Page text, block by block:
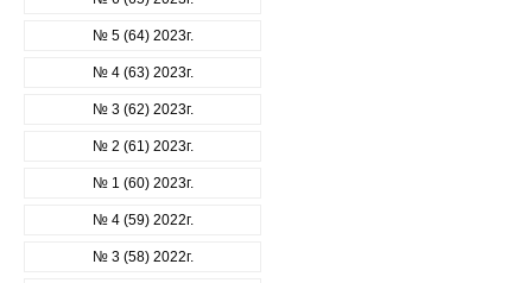
№ 5 (64) 2023г.
№ 4 (63) 2023г.
№ 3 (62) 2023г.
№ 2 (61) 2023г.
№ 1 (60) 2023г.
№ 4 (59) 2022г.
№ 3 (58) 2022г.